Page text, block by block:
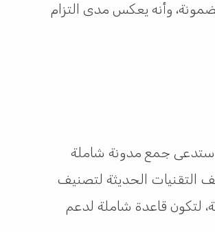
مضمونة، وأنه يعكس مدى التزام
جمع مدونة شاملة
التقنيات الحديثة لتصنيف
لتكون قاعدة شاملة لدعم